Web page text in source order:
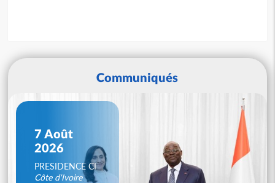
Communiqués
7 Août
2026
PRESIDENCE CI
Côte d'Ivoire